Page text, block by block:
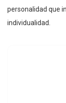
personalidad que
individualidad.